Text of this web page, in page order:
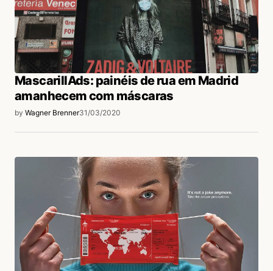
MascarillAds: painéis de rua em Madrid
amanhecem com máscaras
by Wagner Brenner31/03/2020